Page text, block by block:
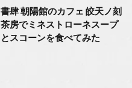
書肆 朝陽館のカフェ 皎天ノ刻
茶房でミネストローネスープ
とスコーンを食べてみた